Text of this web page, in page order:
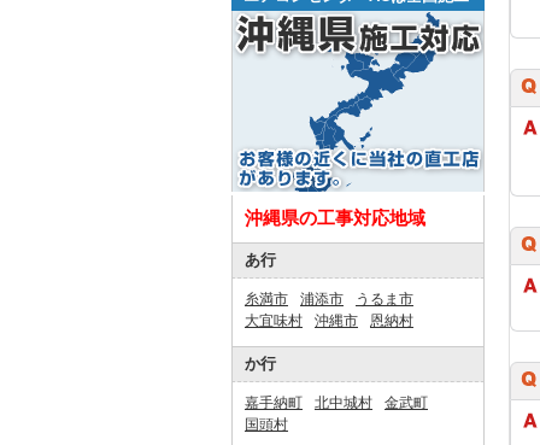
沖縄県の工事対応地域
あ行
糸満市 浦添市
うるま市
大宜味村
沖縄市 恩納村
か行
嘉手納町 北中城村
金武町
国頭村